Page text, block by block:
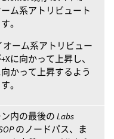
ム系アトリビュート
。
オーム系アトリビュー
に向かって上昇し、
かって上昇するよう
。
内の最後の Labs
のノードパス、ま